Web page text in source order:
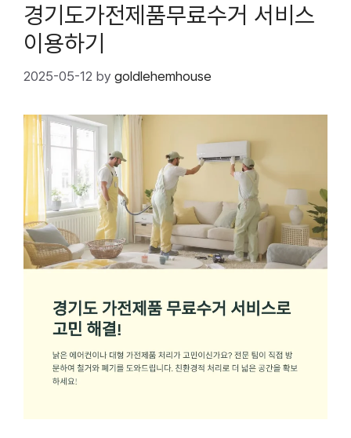
경기도가전제품무료수거 서비스
이용하기
2025-05-12 by goldlehemhouse